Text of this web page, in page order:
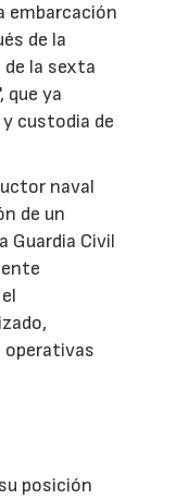
embarcación
de la
de la sexta
que ya
custodia de
naval
de un
Guardia Civil
operativas
posición